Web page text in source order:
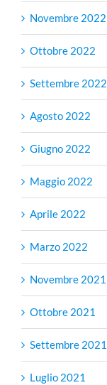
Novembre 2022
Ottobre 2022
Settembre 2022
Agosto 2022
Giugno 2022
Maggio 2022
Aprile 2022
Marzo 2022
Novembre 2021
Ottobre 2021
Settembre 2021
Luglio 2021